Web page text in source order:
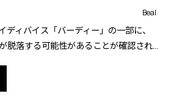
Beal
ディバイス「バーディー」の一部に、
脱落する可能性があることが確認され
ありませんが、ロックを解除すること
、クライマーをロワーダウンさせるに